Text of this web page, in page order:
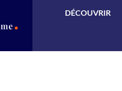
DÉCOUVRIR